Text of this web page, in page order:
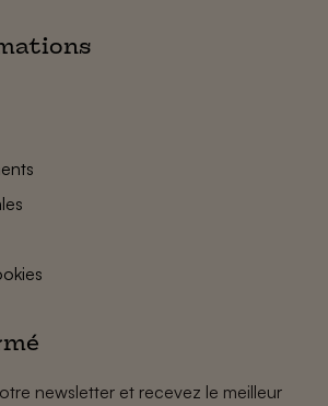
newsletter et recevez le meilleur